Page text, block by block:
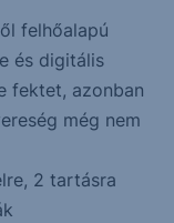
felhőalapú
és digitális
fektet, azonban
még nem
2 tartásra